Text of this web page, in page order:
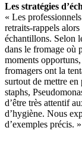
Les stratégies
« Les
retraits-rappels
échantillons. Selon
dans le fromage où
moments
fromagers ont la
surtout de mettre
staphs,
d’être très attentif
d’hygiène. Nous
d’exemples précis. »